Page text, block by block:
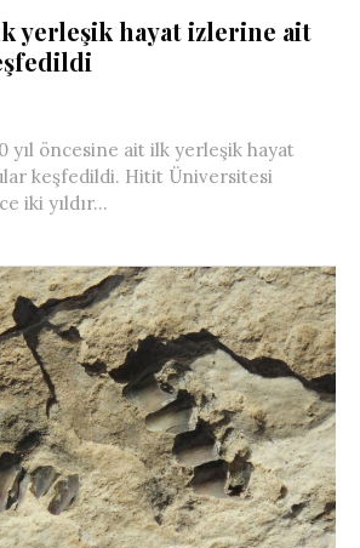
yerleşik hayat izlerine ait
yıl öncesine ait ilk yerleşik hayat
keşfedildi. Hitit Üniversitesi
iki yıldır...